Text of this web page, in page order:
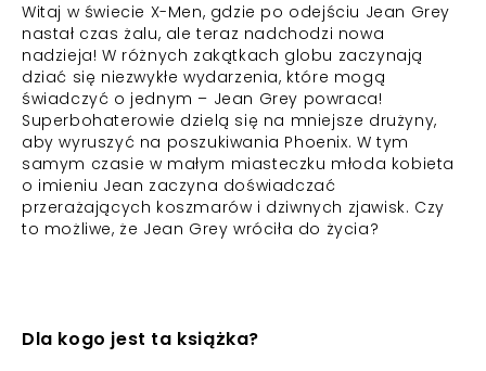
Witaj w świecie X-Men, gdzie po odejściu Jean Grey
nastał czas żalu, ale teraz nadchodzi nowa
nadzieja! W różnych zakątkach globu zaczynają
dziać się niezwykłe wydarzenia, które mogą
świadczyć o jednym – Jean Grey powraca!
Superbohaterowie dzielą się na mniejsze drużyny,
aby wyruszyć na poszukiwania Phoenix. W tym
samym czasie w małym miasteczku młoda kobieta
o imieniu Jean zaczyna doświadczać
przerażających koszmarów i dziwnych zjawisk. Czy
to możliwe, że Jean Grey wróciła do życia?
Dla kogo jest ta książka?